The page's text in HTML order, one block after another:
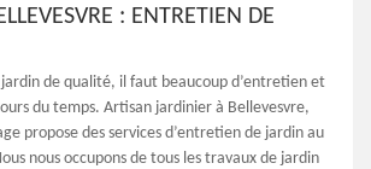
: ENTRETIEN DE
jardin de qualité, il faut beaucoup d’entretien et
du temps. Artisan jardinier à Bellevesvre,
propose des services d’entretien de jardin au
nous occupons de tous les travaux de jardin